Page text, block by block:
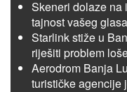
Skeneri dolaze na
tajnost vašeg
Starlink stiže u
riješiti problem
Aerodrom Banja
turističke agencije